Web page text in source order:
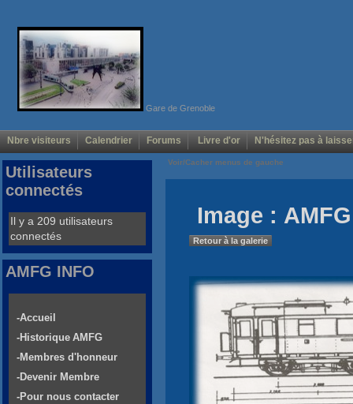
Gare de Grenoble
Nbre visiteurs Calendrier Forums Livre d'or N'hésitez pas à
Voir/Cacher menus de gauche
Image :
Retour à la galerie
Utilisateurs
connectés
Il y a 209 utilisateurs
connectés
AMFG INFO
-Accueil
-Historique AMFG
-Membres d'honneur
-Devenir Membre
-Pour nous contacter